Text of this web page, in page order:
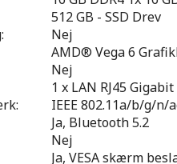
512 GB - SSD Drev
Nej
AMD® Vega 6
Nej
1 x LAN RJ45
IEEE 802.11a/b/g/n/
Ja, Bluetooth 5.2
Nej
Ja, VESA skærm